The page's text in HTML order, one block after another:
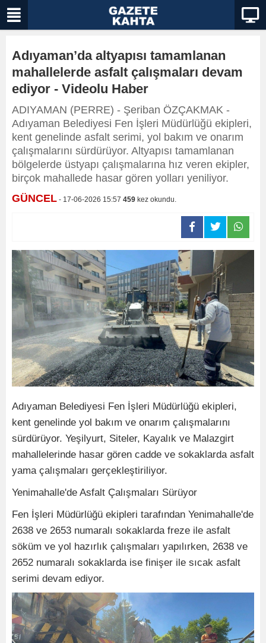
Adıyaman’da altyapısı tamamlanan
mahallelerde asfalt çalışmaları devam
ediyor - Videolu Haber
ADIYAMAN (PERRE) - Şeriban ÖZÇAKMAK -
Adıyaman Belediyesi Fen İşleri Müdürlüğü ekipleri,
kent genelinde asfalt serimi, yol bakım ve onarım
çalışmalarını sürdürüyor. Altyapısı tamamlanan
bölgelerde üstyapı çalışmalarına hız veren ekipler,
birçok mahallede hasar gören yolları yeniliyor.
GÜNCEL - 17-06-2026 15:57 459 kez okundu.
Adıyaman Belediyesi Fen İşleri Müdürlüğü ekipleri,
kent genelinde yol bakım ve onarım çalışmalarını
sürdürüyor. Yeşilyurt, Siteler, Kayalık ve Malazgirt
mahallelerinde hasar gören cadde ve sokaklarda asfalt
yama çalışmaları gerçekleştiriliyor.
Yenimahalle'de Asfalt Çalışmaları Sürüyor
Fen İşleri Müdürlüğü ekipleri tarafından Yenimahalle'de
2638 ve 2653 numaralı sokaklarda freze ile asfalt
söküm ve yol hazırlık çalışmaları yapılırken, 2638 ve
2652 numaralı sokaklarda ise finişer ile sıcak asfalt
serimi devam ediyor.